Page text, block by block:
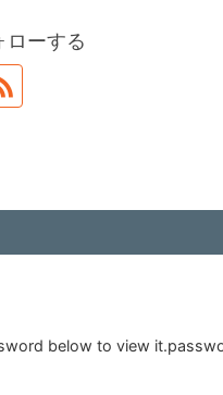
ーする
below to view